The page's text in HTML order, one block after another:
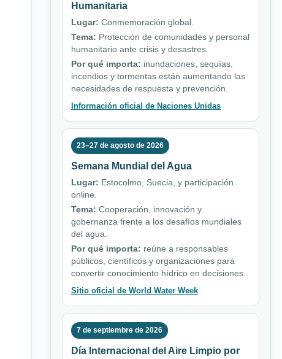
Humanitaria
Lugar: Conmemoración global.
Tema: Protección de comunidades y personal
humanitario ante crisis y desastres.
Por qué importa: inundaciones, sequías,
incendios y tormentas están aumentando las
necesidades de respuesta y prevención.
Información oficial de Naciones Unidas
23–27 de agosto de 2026
Semana Mundial del Agua
Lugar: Estocolmo, Suecia, y participación
online.
Tema: Cooperación, innovación y
gobernanza frente a los desafíos mundiales
del agua.
Por qué importa: reúne a responsables
públicos, científicos y organizaciones para
convertir conocimiento hídrico en decisiones.
Sitio oficial de World Water Week
7 de septiembre de 2026
Día Internacional del Aire Limpio por